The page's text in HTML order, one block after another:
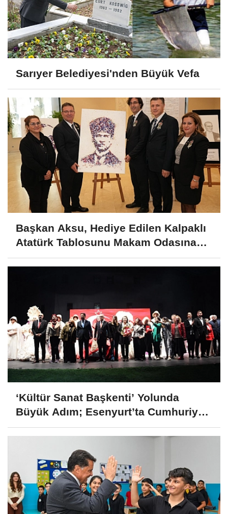
Sarıyer Belediyesi'nden Büyük Vefa
Başkan Aksu, Hediye Edilen Kalpaklı
Atatürk Tablosunu Makam Odasına
Astı
‘Kültür Sanat Başkenti’ Yolunda
Büyük Adım; Esenyurt’ta Cumhuriyet
Defilesi